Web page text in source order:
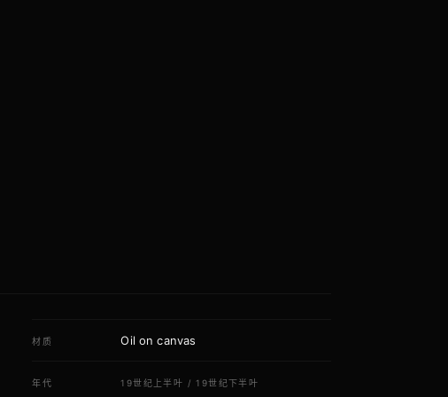
材质 Oil on canvas
年代 19世纪上半叶 /19世纪下半叶